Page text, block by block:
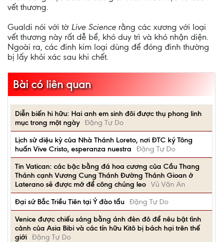
vết thương.
Gualdi nói với tờ Live Science rằng các xương với loại
vết thương này rất dễ bể, khó duy trì và khó nhận diện.
Ngoài ra, các đinh kim loại dùng để đóng đinh thường
bị lấy khỏi xác sau khi chết.
Bài có liên quan
Diễn biến hi hữu: Hai anh em sinh đôi được thụ phong linh
mục trong một ngày Đặng Tự Do
Lịch sử diệu kỳ của Nhà Thánh Loreto, nơi ĐTC ký Tông
huấn Vive Cristo, esperanza nuestra
Đặng Tự Do
Tin Vatican: các bậc bằng đá hoa cương của Cầu Thang
Thánh cạnh Vương Cung Thánh Đường Thánh Gioan ở
Laterano sẽ được mở để công chúng leo Vũ Văn An
Đại sứ Bắc Triều Tiên tại Ý đào tẩu Đặng Tự Do
Venice được chiếu sáng bằng ánh đèn đỏ để nêu bật tình
cảnh của Asia Bibi và các tín hữu Kitô bị bách hại trên thế
giới Đặng Tự Do